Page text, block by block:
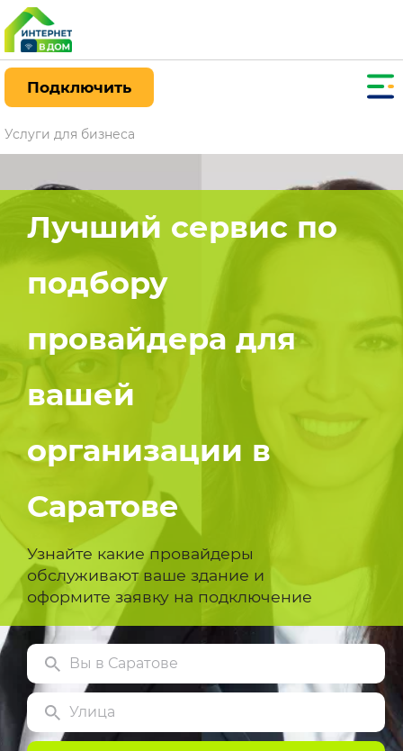
Подключить
Услуги для бизнеса
Лучший сервис по
подбору
провайдера для
вашей
организации в
Саратове
Узнайте какие провайдеры
обслуживают ваше здание и
оформите заявку на подключение
Вы в Саратове
Улица